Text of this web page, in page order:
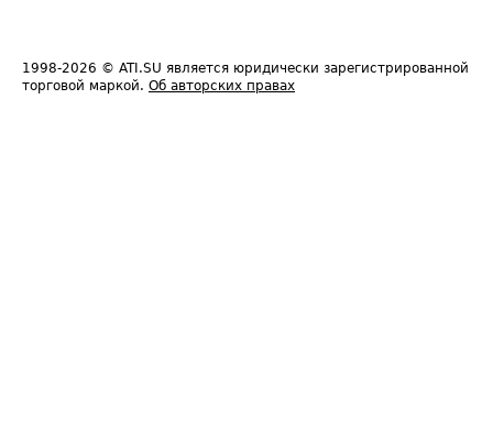
1998-2026 © ATI.SU является юридически зарегистрированной
торговой маркой. Об авторских правах